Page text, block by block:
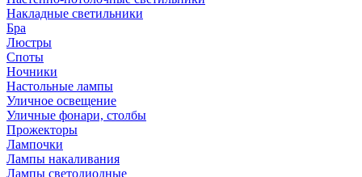
Накладные светильники
Бра
Люстры
Споты
Ночники
Настольные лампы
Уличное освещение
Уличные фонари, столбы
Прожекторы
Лампочки
Лампы накаливания
Лампы светодиодные